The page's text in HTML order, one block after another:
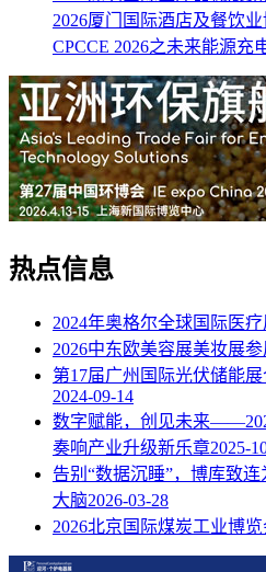
2026厦门国际酒店及餐饮
CPCCE 2026之未来能源充
热点信息
2024年奥格尔全球国际医
2026中东欧美容展美妆展
第17届广州国际光伏储能
2024-09-14
数字赋能，创见未来
奏响产业升级新乐章2025-
告别“数据沉睡”，博库致
大脑2026-03-28
2026北京国际煤炭工业博